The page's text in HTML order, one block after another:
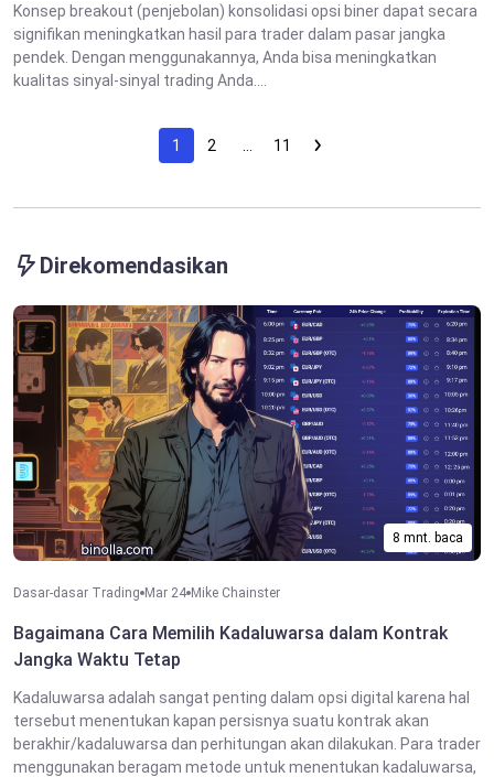
Konsep breakout (penjebolan) konsolidasi opsi biner dapat secara
signifikan meningkatkan hasil para trader dalam pasar jangka
pendek. Dengan menggunakannya, Anda bisa meningkatkan
kualitas sinyal-sinyal trading Anda....
1 2 11
Direkomendasikan
8 mnt. baca
Dasar-dasar Trading Mar 24 Mike Chainster
Bagaimana Cara Memilih Kadaluwarsa dalam Kontrak
Jangka Waktu Tetap
Kadaluwarsa adalah sangat penting dalam opsi digital karena hal
tersebut menentukan kapan persisnya suatu kontrak akan
berakhir/kadaluwarsa dan perhitungan akan dilakukan. Para trader
menggunakan beragam metode untuk menentukan kadaluwarsa,